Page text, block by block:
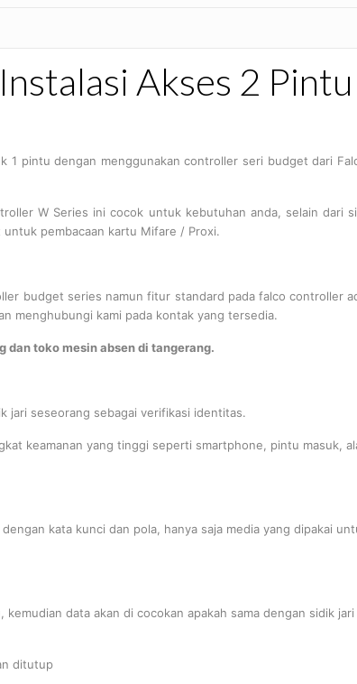
Akses 2 Pintu
1 pintu dengan menggunakan controller seri budget dari
W Series ini cocok untuk kebutuhan anda, selain dari
pembacaan kartu Mifare / Proxi.
budget series namun fitur standard pada falco controller
menghubungi kami pada kontak yang tersedia.
toko mesin absen di tangerang.
jari seseorang sebagai verifikasi identitas.
keamanan yang tinggi seperti smartphone, pintu masuk,
kata kunci dan pola, hanya saja media yang dipakai
data akan di cocokan apakah sama dengan sidik
ditutup